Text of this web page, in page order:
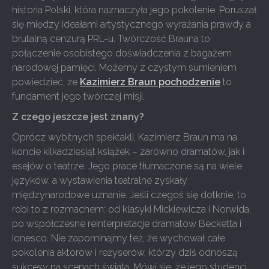
historia Polski, która naznaczyła jego pokolenie. Poruszał
się między ideałami artystycznego wyrażania prawdy a
brutalną cenzurą PRL-u. Twórczość Brauna to
połączenie osobistego doświadczenia z bagażem
narodowej pamięci. Możemy z czystym sumieniem
powiedzieć, że Kazimierz Braun pochodzenie to
fundament jego twórczej misji.
Z czego jeszcze jest znany?
Oprócz wybitnych spektakli, Kazimierz Braun ma na
koncie kilkadziesiąt książek – zarówno dramatów, jak i
esejów o teatrze. Jego prace tłumaczone są na wiele
języków, a wystawienia teatralne zyskały
międzynarodowe uznanie. Jeśli czegoś się dotknie, to
robi to z rozmachem: od klasyki Mickiewicza i Norwida,
po współczesne reinterpretacje dramatów Becketta i
Ionesco. Nie zapominajmy też, że wychował całe
pokolenia aktorów i reżyserów, którzy dziś odnoszą